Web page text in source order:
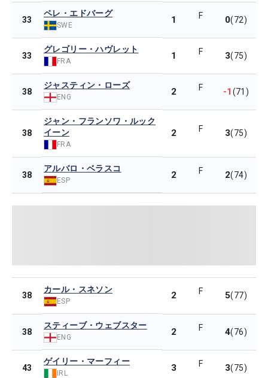
33
ペレ・エドバーグ
SWE 1 F 0(72)
33
グレゴリー・ハヴレット
FRA 1 F 3(75)
38
ジャスティン・ローズ
ENG 2 F -1(71)
38
ジャン・フランソワ・ルック
イーン
FRA
2 F 3(75)
38
アルバロ・ベラスコ
ESP 2 F 2(74)
38
カール・スネソン
ESP
2 F 5(77)
38
スティーブ・ウェブスター
ENG 2 F 4(76)
43
ゲイリー・マーフィー
IRL 3 F 3(75)